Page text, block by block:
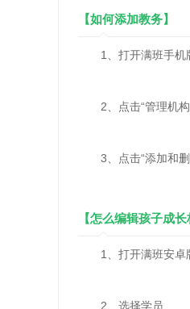
【如何添加教务】
1、打开满班手机
2、点击“管理机构
3、点击“添加和删
【怎么编辑孩子成长
1、打开满班安卓
2、选择学员